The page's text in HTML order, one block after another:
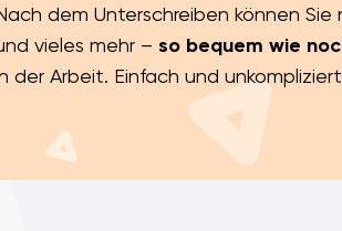
dem Unterschreiben können
vieles mehr – so bequem wie
der Arbeit. Einfach und